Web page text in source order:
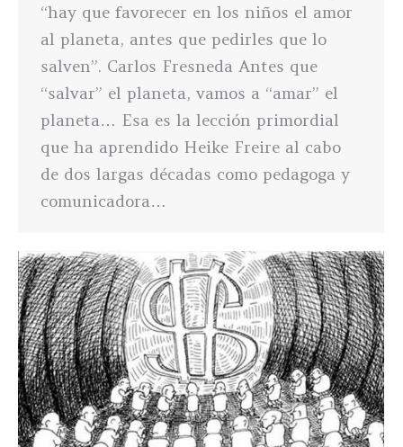
“hay que favorecer en los niños el amor
al planeta, antes que pedirles que lo
salven”. Carlos Fresneda Antes que
“salvar” el planeta, vamos a “amar” el
planeta… Esa es la lección primordial
que ha aprendido Heike Freire al cabo
de dos largas décadas como pedagoga y
comunicadora…